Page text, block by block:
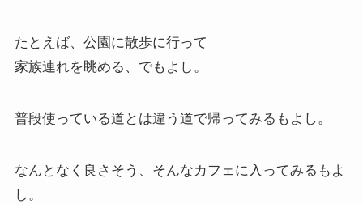
たとえば、公園に散歩に行って
家族連れを眺める、でもよし。
普段使っている道とは違う道で帰ってみるもよし。
なんとなく良さそう、そんなカフェに入ってみるもよ
し。